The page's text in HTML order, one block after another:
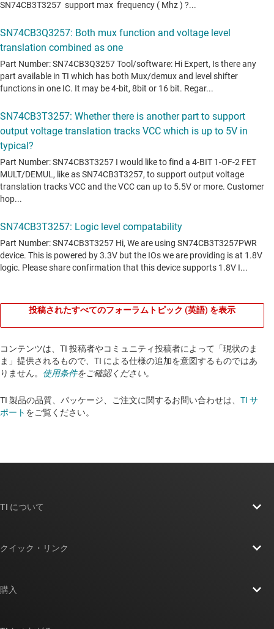
投稿されたすべてのフォーラムトピック (英語) を表示
コンテンツは、TI 投稿者やコミュニティ投稿者によって「現状のま
ま」提供されるもので、TI による仕様の追加を意図するものではあ
りません。 使用条件をご確認ください。
TI 製品の品質、パッケージ、ご注文に関するお問い合わせは、 TI サ
ポート をご覧ください。​​​​​​​​​​​​​​
TI について
クイック・リンク
購入